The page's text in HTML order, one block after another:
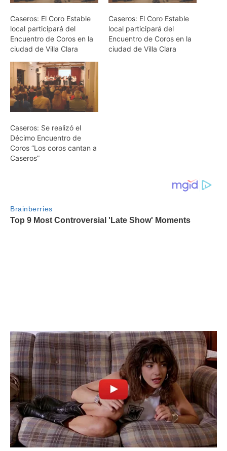
Caseros: El Coro Estable
local participará del
Encuentro de Coros en la
ciudad de Villa Clara
Caseros: El Coro Estable
local participará del
Encuentro de Coros en la
ciudad de Villa Clara
Caseros: Se realizó el
Décimo Encuentro de
Coros “Los coros cantan a
Caseros”